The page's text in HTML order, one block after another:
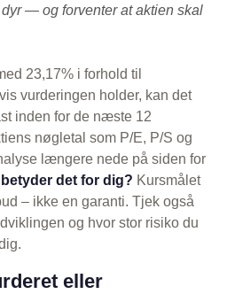
— og forventer at aktien skal
23,17% i forhold til
vurderingen holder, kan det
inden for de næste 12
nøgletal som P/E, P/S og
længere nede på siden for
betyder det for dig? Kursmålet
– ikke en garanti. Tjek også
og hvor stor risiko du
eller